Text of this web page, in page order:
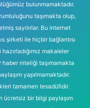
bulunmamaktadır.
taşımakta olup,
sayılırlar. Bu internet
şirketi ile hiçbir bağlantısı
makaleler
haber niteliği taşımamakta
yapılmamaktadır.
tamamen tesadüfidir.
ücretsiz bir bilgi paylaşım